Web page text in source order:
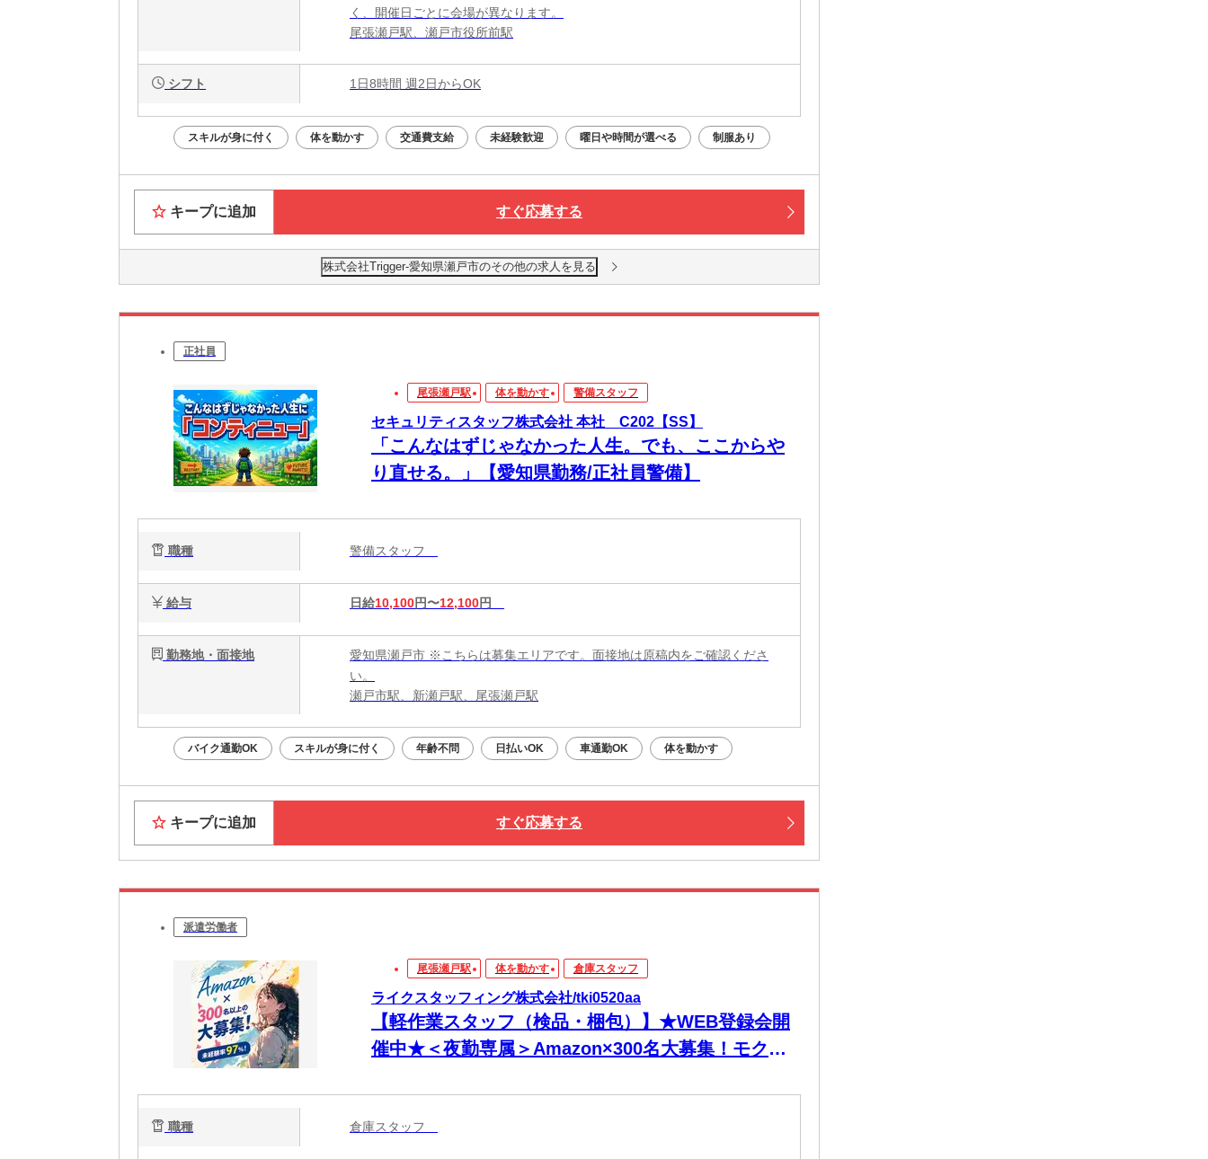
く、開催日ごとに会場が異なります。
尾張瀬戸駅、瀬戸市役所前駅
シフト 1日8時間 週2日からOK
スキルが身に付く 体を動かす 交通費支給 未経験歓迎 曜日や時間が選べる 制服あり
キープに追加 すぐ応募する
株式会社Trigger-愛知県瀬戸市のその他の求人を見る
正社員
尾張瀬戸駅 体を動かす 警備スタッフ
セキュリティスタッフ株式会社 本社 C202【SS】
「こんなはずじゃなかった人生。でも、ここからや
り直せる。」【愛知県勤務/正社員警備】
職種 警備スタッフ
給与 日給10,100円〜12,100円
勤務地・面接地
愛知県瀬戸市 ※こちらは募集エリアです。面接地は原稿内をご確認くださ
い。
瀬戸市駅、新瀬戸駅、尾張瀬戸駅
バイク通勤OK スキルが身に付く 年齢不問 日払いOK 車通勤OK 体を動かす
キープに追加 すぐ応募する
派遣労働者
尾張瀬戸駅 体を動かす 倉庫スタッフ
ライクスタッフィング株式会社/tki0520aa
【軽作業スタッフ（検品・梱包）】★WEB登録会開
催中★＜夜勤専属＞Amazon×300名大募集！モクモ
職種 倉庫スタッフ